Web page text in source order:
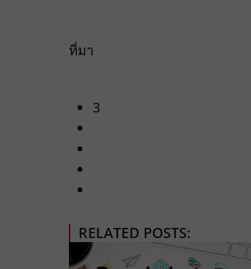
ที่มา
3
RELATED POSTS: